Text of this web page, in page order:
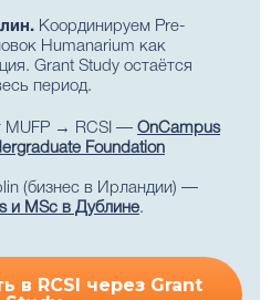
Координируем Pre-
Humanarium как
Grant Study остаётся
период.
MUFP → RCSI — OnCampus
Foundation
(бизнес в Ирландии) —
и MSc в Дублине.
в RCSI через Grant